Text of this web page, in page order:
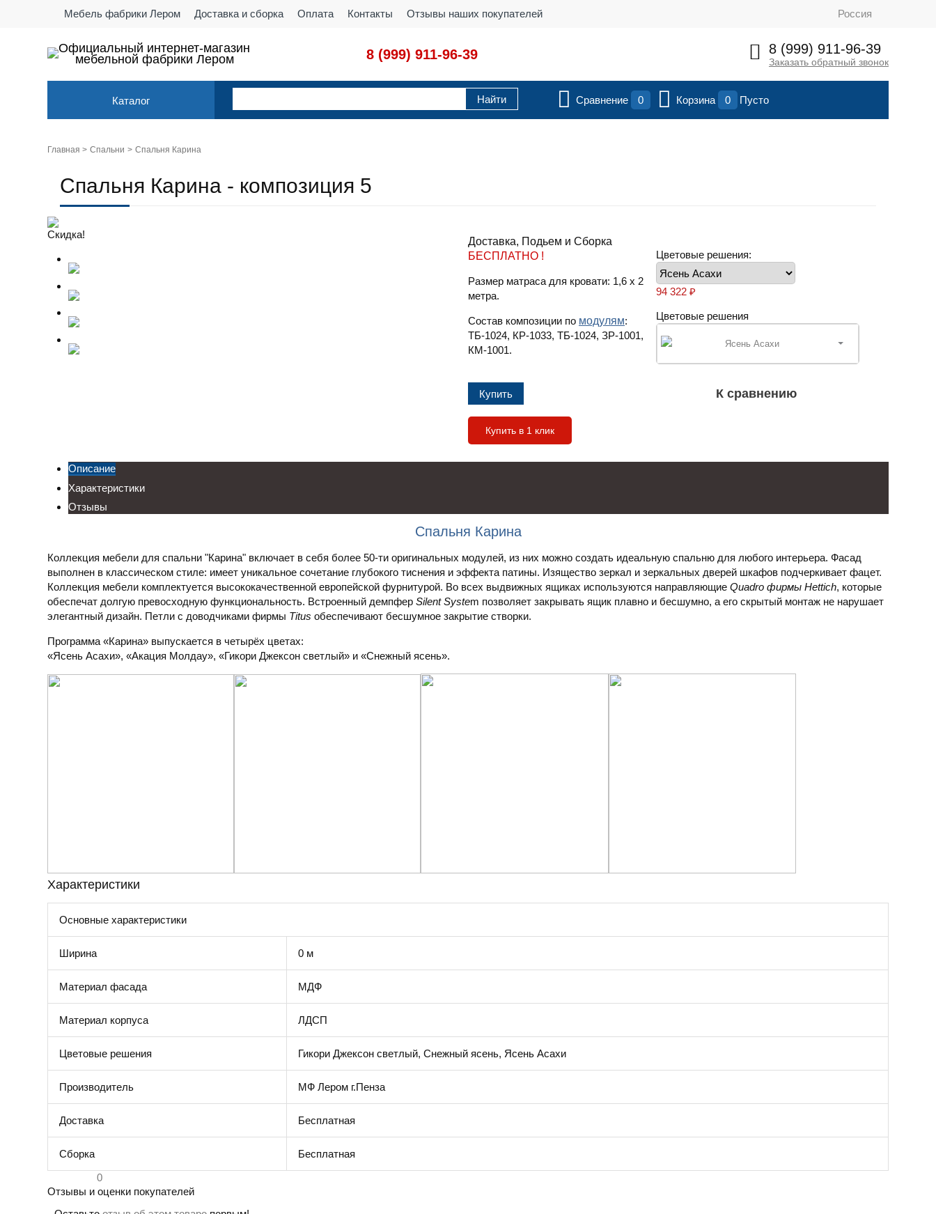
Мебель фабрики Лером Доставка и сборка Оплата Контакты Отзывы наших покупателей Россия
Официальный интернет-магазин
мебельной фабрики Лером
8 (999) 911-96-39 8 (999) 911-96-39
Заказать обратный звонок
Каталог Сравнение 0 Корзина 0 Пусто
Главная > Спальни Спальня Карина
Cпальня Карина - композиция 5
Скидка!
Доставка, Подьем и Сборка
БЕСПЛАТНО !
Размер матраса для кровати: 1,6 х 2
метра.
Состав композиции по модулям:
ТБ-1024, КР-1033, ТБ-1024, ЗР-1001,
КМ-1001.
Цветовые решения:
94 322 ₽
Цветовые решения
Ясень Асахи
К сравнению
Купить в 1 клик
Описание
Характеристики
Отзывы
Спальня Карина
Коллекция мебели для спальни "Карина" включает в себя более 50-ти оригинальных модулей, из них можно создать идеальную спальню для любого интерьера. Фасад
выполнен в классическом стиле: имеет уникальное сочетание глубокого тиснения и эффекта патины. Изящество зеркал и зеркальных дверей шкафов подчеркивает фацет.
Коллекция мебели комплектуется высококачественной европейской фурнитурой. Во всех выдвижных ящиках используются направляющие Quadro фирмы Hettich, которые
обеспечат долгую превосходную функциональность. Встроенный демпфер Silent System позволяет закрывать ящик плавно и бесшумно, а его скрытый монтаж не нарушает
элегантный дизайн. Петли с доводчиками фирмы Titus обеспечивают бесшумное закрытие створки.
Программа «Карина» выпускается в четырёх цветах:
«Ясень Асахи», «Акация Молдау», «Гикори Джексон светлый» и «Снежный ясень».
Характеристики
Основные характеристики
Ширина 0 м
Материал фасада МДФ
Материал корпуса ЛДСП
Цветовые решения Гикори Джексон светлый, Снежный ясень, Ясень Асахи
Производитель МФ Лером г.Пенза
Доставка Бесплатная
Сборка
Бесплатная
0
Отзывы и оценки покупателей